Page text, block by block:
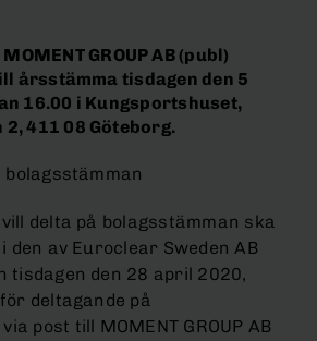
GROUP AB (publ)
årsstämma tisdagen den 5
16.00 i Kungsportshuset,
411 08 Göteborg.
delta på bolagsstämman ska
den av Euroclear Sweden AB
tisdagen den 28 april 2020,
deltagande på
post till MOMENT GROUP AB